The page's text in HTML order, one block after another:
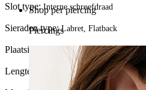
Shop per piercing
Piercings
Slot type:Interne schroefdraad
Sieraden type:Labret, Flatback
Plaatsing: Tragus, Oorlel, Helix, Conch
Lengte: